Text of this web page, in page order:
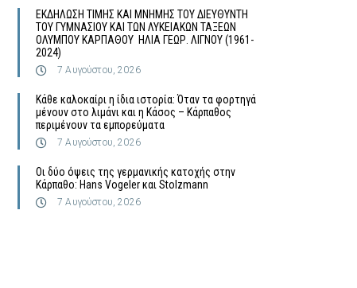
ΕΚΔΗΛΩΣΗ ΤΙΜΗΣ ΚΑΙ ΜΝΗΜΗΣ ΤΟΥ ΔΙΕΥΘΥΝΤΗ
ΤΟΥ ΓΥΜΝΑΣΙΟΥ ΚΑΙ ΤΩΝ ΛΥΚΕΙΑΚΩΝ ΤΑΞΕΩΝ
ΟΛΥΜΠΟΥ ΚΑΡΠΑΘΟΥ ΗΛΙΑ ΓΕΩΡ. ΛΙΓΝΟΥ (1961-
2024)
7 Αυγούστου, 2026
Κάθε καλοκαίρι η ίδια ιστορία: Όταν τα φορτηγά
μένουν στο λιμάνι και η Κάσος – Κάρπαθος
περιμένουν τα εμπορεύματα
7 Αυγούστου, 2026
Οι δύο όψεις της γερμανικής κατοχής στην
Κάρπαθο: Hans Vogeler και Stolzmann
7 Αυγούστου, 2026